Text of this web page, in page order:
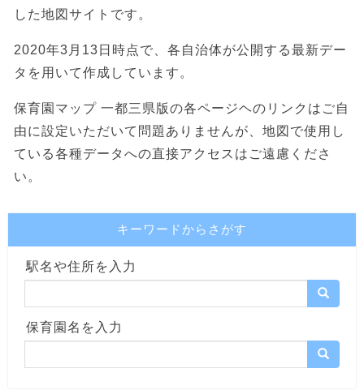
した地図サイトです。
2020年3月13日時点で、各自治体が公開する最新デー
タを用いて作成しています。
保育園マップ 一都三県版の各ページヘのリンクはご自
由に設定いただいて問題ありませんが、地図で使用し
ている各種データへの直接アクセスはご遠慮くださ
い。
キーワードからさがす
駅名や住所を入力
保育園名を入力